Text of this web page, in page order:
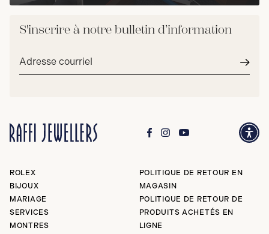
S'inscrire à notre bulletin d’information
Adresse
courriel*
ROLEX
BIJOUX
MARIAGE
SERVICES
MONTRES
POLITIQUE DE RETOUR EN
MAGASIN
POLITIQUE DE RETOUR DE
PRODUITS ACHETÉS EN
LIGNE